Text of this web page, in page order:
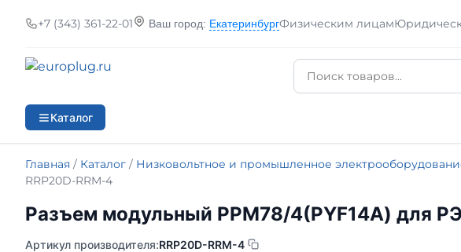
+7 (343) 361-22-01 Ваш город: ЕкатеринбургФизическим лицам
Каталог
Главная / Каталог / Низковольтное и промышленное
RRP20D-RRM-4
Разъем модульный РРМ78/4(PYF14A) для
Артикул производителя:RRP20D-RRM-4